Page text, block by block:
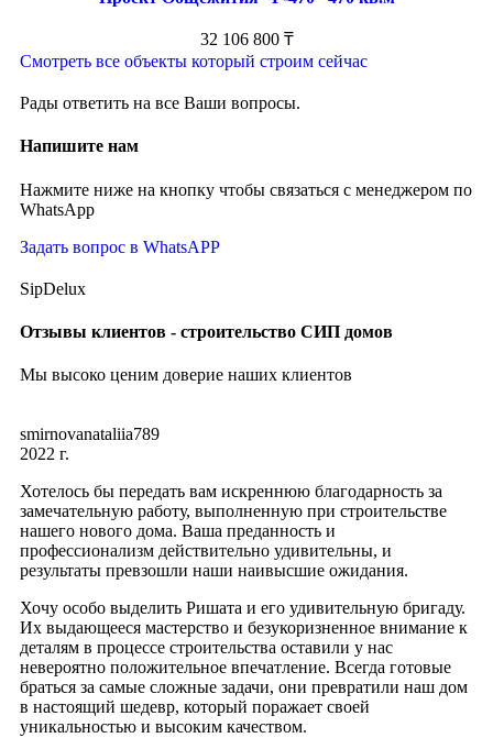
32 106 800 ₸
Смотреть все объекты который строим сейчас
Рады ответить на все Ваши вопросы.
Напишите нам
Нажмите ниже на кнопку чтобы связаться с менеджером по
WhatsApp
Задать вопрос в WhatsAPP
SipDelux
Отзывы клиентов - строительство СИП домов
Мы высоко ценим доверие наших клиентов
smirnovanataliia789
2022 г.
Хотелось бы передать вам искреннюю благодарность за
замечательную работу, выполненную при строительстве
нашего нового дома. Ваша преданность и
профессионализм действительно удивительны, и
результаты превзошли наши наивысшие ожидания.
Хочу особо выделить Ришата и его удивительную бригаду.
Их выдающееся мастерство и безукоризненное внимание к
деталям в процессе строительства оставили у нас
невероятно положительное впечатление. Всегда готовые
браться за самые сложные задачи, они превратили наш дом
в настоящий шедевр, который поражает своей
уникальностью и высоким качеством.